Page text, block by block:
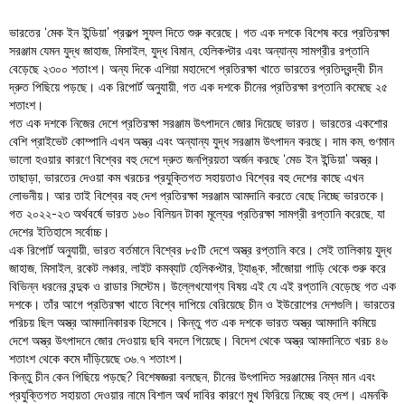
ভারতের ‘মেক ইন ইন্ডিয়া’ প্রকল্প সুফল দিতে শুরু করেছে। গত এক দশকে বিশেষ করে প্রতিরক্ষা
সরঞ্জাম যেমন যুদ্ধ জাহাজ, মিসাইল, যুদ্ধ বিমান, হেলিকপ্টার এবং অন্যান্য সামগ্রীর রপ্তানি
বেড়েছে ২৩০০ শতাংশ। অন্য দিকে এশিয়া মহাদেশে প্রতিরক্ষা খাতে ভারতের প্রতিদ্বন্দ্বী চীন
দ্রুত পিছিয়ে পড়ছে। এক রিপোর্ট অনুযায়ী, গত এক দশকে চীনের প্রতিরক্ষা রপ্তানি কমেছে ২৫
শতাংশ।
গত এক দশকে নিজের দেশে প্রতিরক্ষা সরঞ্জাম উৎপাদনে জোর দিয়েছে ভারত। ভারতের একশোর
বেশি প্রাইভেট কোম্পানি এখন অস্ত্র এবং অন্যান্য যুদ্ধ সরঞ্জাম উৎপাদন করছে। দাম কম, গুণমান
ভালো হওয়ার কারণে বিশ্বের বহু দেশে দ্রুত জনপ্রিয়তা অর্জন করছে ‘মেড ইন ইন্ডিয়া’ অস্ত্র।
তাছাড়া, ভারতের দেওয়া কম খরচের প্রযুক্তিগত সহায়তাও বিশ্বের বহু দেশের কাছে এখন
লোভনীয়। আর তাই বিশ্বের বহু দেশ প্রতিরক্ষা সরঞ্জাম আমদানি করতে বেছে নিচ্ছে ভারতকে।
গত ২০২২-২৩ অর্থবর্ষে ভারত ১৬০ বিলিয়ন টাকা মূল্যের প্রতিরক্ষা সামগ্রী রপ্তানি করেছে, যা
দেশের ইতিহাসে সর্বোচ্চ।
এক রিপোর্ট অনুযায়ী, ভারত বর্তমানে বিশ্বের ৮৫টি দেশে অস্ত্র রপ্তানি করে। সেই তালিকায় যুদ্ধ
জাহাজ, মিসাইল, রকেট লঞ্চার, লাইট কমব্যাট হেলিকপ্টার, ট্যাঙ্ক, সাঁজোয়া গাড়ি থেকে শুরু করে
বিভিন্ন ধরনের বন্দুক ও রাডার সিস্টেম। উল্লেখযোগ্য বিষয় এই যে এই রপ্তানি বেড়েছে গত এক
দশকে। তাঁর আগে প্রতিরক্ষা খাতে বিশ্বে দাপিয়ে বেরিয়েছে চীন ও ইউরোপের দেশগুলি। ভারতের
পরিচয় ছিল অস্ত্র আমদানিকারক হিসেবে। কিন্তু গত এক দশকে ভারত অস্ত্র আমদানি কমিয়ে
দেশে অস্ত্র উৎপাদনে জোর দেওয়ায় ছবি বদলে গিয়েছে। বিদেশ থেকে অস্ত্র আমদানিতে খরচ ৪৬
শতাংশ থেকে কমে দাঁড়িয়েছে ৩৬.৭ শতাংশ।
কিন্তু চীন কেন পিছিয়ে পড়ছে? বিশেষজ্ঞরা বলছেন, চীনের উৎপাদিত সরঞ্জামের নিম্ন মান এবং
প্রযুক্তিগত সহায়তা দেওয়ার নামে বিশাল অর্থ দাবির কারণে মুখ ফিরিয়ে নিচ্ছে বহু দেশ। এমনকি